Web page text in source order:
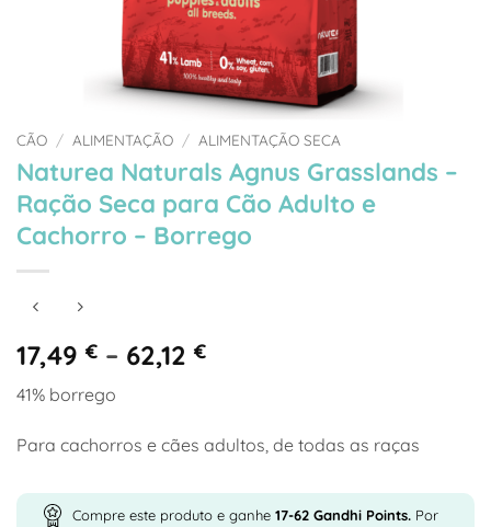
CÃO / ALIMENTAÇÃO / ALIMENTAÇÃO SECA
Naturea Naturals Agnus Grasslands –
Ração Seca para Cão Adulto e
Cachorro – Borrego
17,49 € – 62,12 €Price
through
62,12 €
41% borrego
Para cachorros e cães adultos, de todas as raças
Compre este produto e ganhe 17-62 Gandhi Points. Por